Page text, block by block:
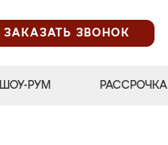
ЗАКАЗАТЬ ЗВОНОК
ШОУ-РУМ РАССРОЧКА